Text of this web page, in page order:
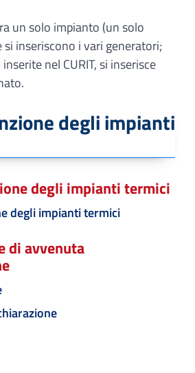
un solo impianto (un solo
inseriscono i vari generatori;
nel CURIT, si inserisce
degli impianti
degli impianti termici
degli impianti termici
di avvenuta